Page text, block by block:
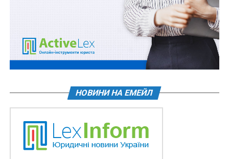
з інформацією, необхідною
для оформлення екзаменаційного листка;
– документ, що посвідчує особу;
– фотокартки для документів (кольорової або чорно-
віку вступника;
через свої релігійні переконання відмовляються
отримувати реєстраційний номер облікової картки
платника податків);
НОВИНИ НА ЕМЕЙЛ